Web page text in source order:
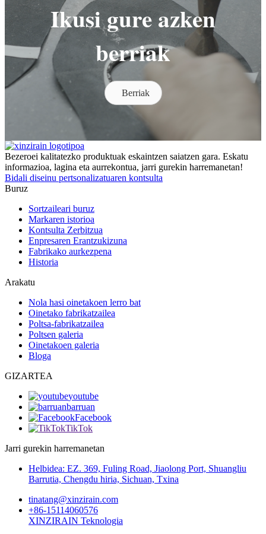
Ikusi gure azken
berriak
Berriak
Bezeroei kalitatezko produktuak eskaintzen saiatzen gara. Eskatu
informazioa, lagina eta aurrekontua, jarri gurekin harremanetan!
Bidali diseinu pertsonalizatuaren kontsulta
Buruz
Sortzaileari buruz
Markaren istorioa
Kontsulta Zerbitzua
Enpresaren Erantzukizuna
Fabrikako aurkezpena
Historia
Arakatu
Nola hasi oinetakoen lerro bat
Oinetako fabrikatzailea
Poltsa-fabrikatzailea
Poltsen galeria
Oinetakoen galeria
Bloga
GIZARTEA
youtube
barruan
Facebook
TikTok
Jarri gurekin harremanetan
Helbidea: EZ. 369, Fuling Road, Jiaolong Port, Shuangliu
Barrutia, Chengdu hiria, Sichuan, Txina
tinatang@xinzirain.com
+86-15114060576
XINZIRAIN Teknologia